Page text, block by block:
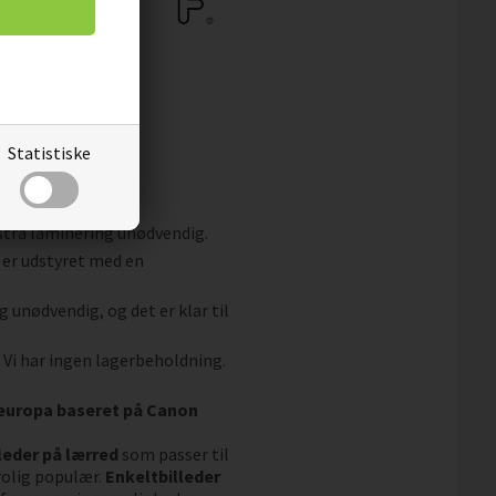
Statistiske
snavs.
fleece.
laminering unødvendig.
udstyret med en
unødvendig, og det er klar til
har ingen lagerbeholdning.
baseret på Canon
på lærred som passer til
populær. Enkeltbilleder